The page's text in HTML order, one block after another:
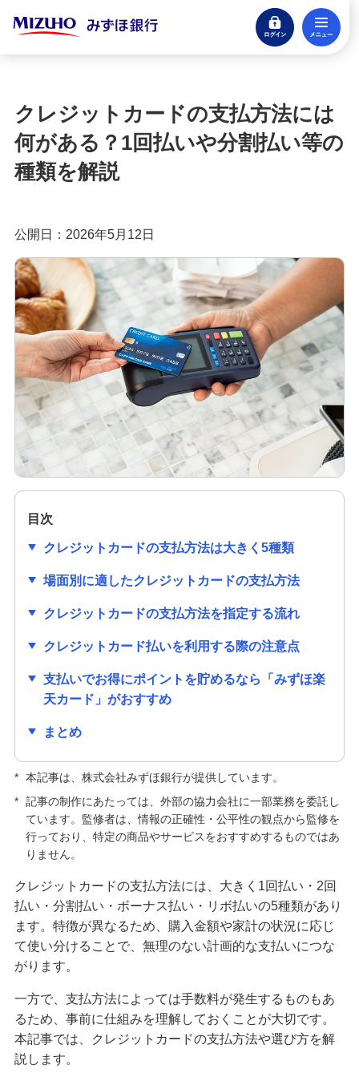
ログイン
閉じる
みずほ楽天カード（クレジットカード）
クレジットカードとは？種類やメリット・注意
点、審査の流れを分かりやすく解説
クレジットカードのポイント還元率とは？選び方
や効率良く貯めるコツを紹介
クレジットカードの年会費は？無料・有料のメリ
ットや選び方を分かりやすく解説
クレジットカードの作り方は？必要なものや初め
ての1枚を選ぶ際のポイントも解説
クレジットカードのセキュリティコードとは？役
割や確認方法、不正利用対策を解説
作り方、利用限度額についても解説
クレジットカードの審査項目は？時間や必要書
類、落ちる理由を解説
クレジットカードの番号にはどのような意味があ
クレジットカードの有効期限はどのくらい？更新
時の手続きも分かりやすく紹介
クレジットカードの種類はどう選ぶ？主な種類や
クレジットカードの手数料が発生するのはどんな
とき？手数料なしで利用する方法も紹介
キャッシュカードとクレジットカードの違いは？
クレジットカードの解約前に確認すること・手続
方法は？メリット・デメリットも解説
しいカードが届かない原因も解説
クレジットカードの利用限度額はどう決まる？仕
組みや確認方法、増やす方法を紹介
クレジットカードの支払方法には
何がある？1回払いや分割払い等の
種類を解説
公開日：2026年5月12日
目次
クレジットカードの支払方法は大きく5種類
場面別に適したクレジットカードの支払方法
クレジットカードの支払方法を指定する流れ
クレジットカード払いを利用する際の注意点
支払いでお得にポイントを貯めるなら「みずほ楽
天カード」がおすすめ
まとめ
* 本記事は、株式会社みずほ銀行が提供しています。
* 記事の制作にあたっては、外部の協力会社に一部業務を委託し
ています。監修者は、情報の正確性・公平性の観点から監修を
行っており、特定の商品やサービスをおすすめするものではあ
りません。
クレジットカードの支払方法には、大きく1回払い・2回
払い・分割払い・ボーナス払い・リボ払いの5種類があり
ます。特徴が異なるため、購入金額や家計の状況に応じ
て使い分けることで、無理のない計画的な支払いにつな
がります。
一方で、支払方法によっては手数料が発生するものもあ
るため、事前に仕組みを理解しておくことが大切です。
本記事では、クレジットカードの支払方法や選び方を解
説します。